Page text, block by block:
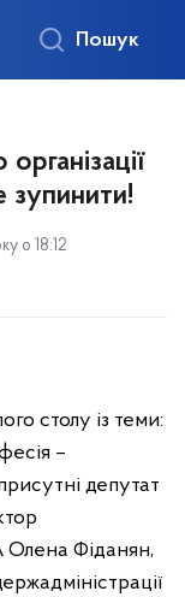
Пошук
зупинити!
о 18:12
столу із теми:
–
депутат
Фіданян,